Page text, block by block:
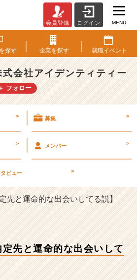
し
会員登録 ログイン MENU
探す 企業を探す 就職イベント
式会社アイデンティティー
フォロー
> 募集 >
> メンバー >
ビュー >
定先と運命的な出会いして